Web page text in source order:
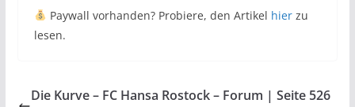
Paywall vorhanden? Probiere, den Artikel hierzu
lesen.
Die Kurve – FC Hansa Rostock – Forum | Seite 526